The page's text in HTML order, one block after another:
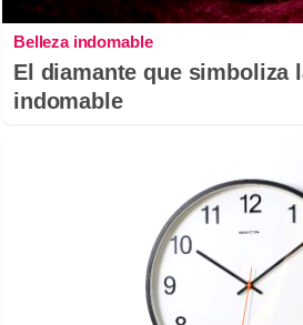
Belleza indomable
El diamante que simboliza
indomable